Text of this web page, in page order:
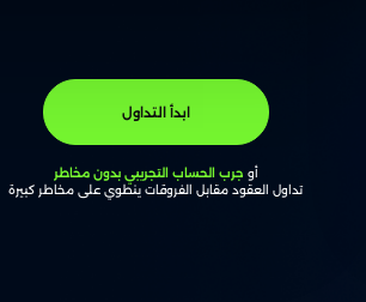
ابدأ التداول
أو جرب الحساب التجريبي بدون مخاطر
تداول العقود مقابل الفروقات ينطوي على مخاطر كبيرة